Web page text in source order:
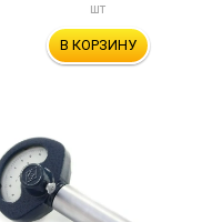
шт
В КОРЗИНУ